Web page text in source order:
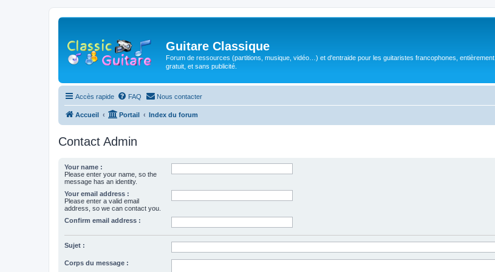
Guitare Classique
Forum de ressources (partitions, musique, vidéo…) et d'entraide pour les guitaristes francophones, entièrement
gratuit, et sans publicité.
Accès rapide FAQ Nous contacter
Accueil Portail Index du forum
Contact Admin
Your name :
Please enter your name, so the
message has an identity.
Your email address :
Please enter a valid email
address, so we can contact you.
Confirm email address :
Sujet :
Corps du message :